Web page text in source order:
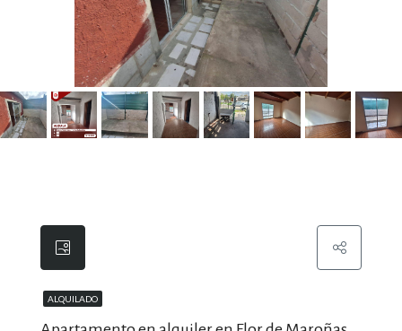
ALQUILADO